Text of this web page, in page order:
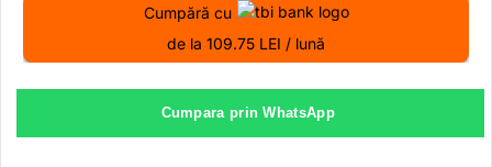
Cumpără cu
de la 109.75 LEI / lună
Cumpara prin WhatsApp